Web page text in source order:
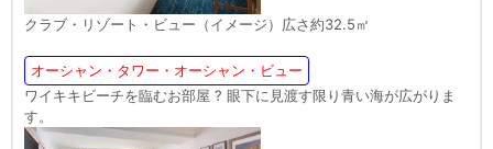
クラブ・リゾート・ビュー（イメージ）広さ約32.5㎡
オーシャン・タワー・オーシャン・ビュー
ワイキキビーチを臨むお部屋 ? 眼下に見渡す限り青い海が広がりま
す。